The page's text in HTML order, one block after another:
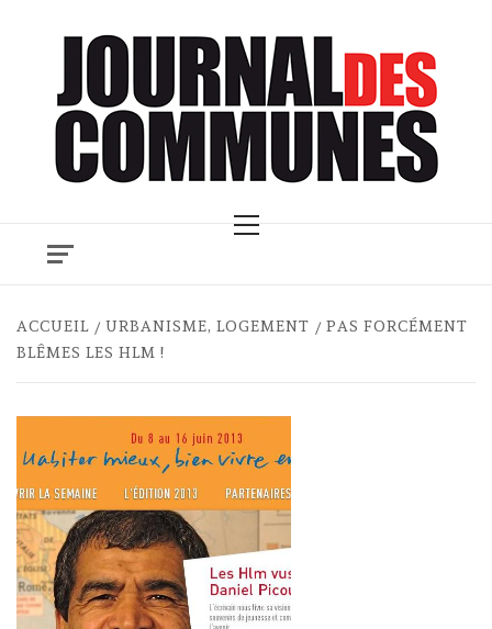
Menu
ACCUEIL URBANISME, LOGEMENT
PAS FORCÉMENT
BLÊMES LES HLM !